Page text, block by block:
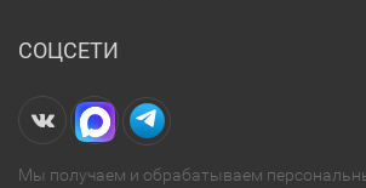
СОЦСЕТИ
Мы получаем и обрабатываем